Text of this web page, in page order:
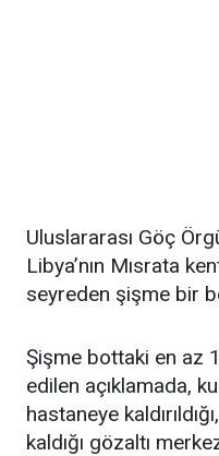
Uluslararası Göç
Libya’nın Mısrata
seyreden şişme bir
Şişme bottaki en az
edilen açıklamada,
hastaneye
kaldığı gözaltı